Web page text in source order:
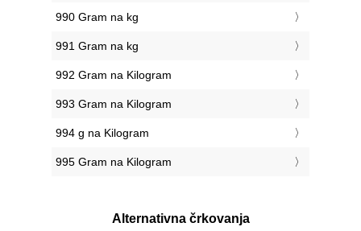
990 Gram na kg
991 Gram na kg
992 Gram na Kilogram
993 Gram na Kilogram
994 g na Kilogram
995 Gram na Kilogram
Alternativna črkovanja